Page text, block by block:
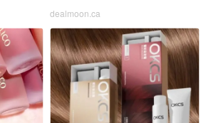
dealmoon.ca